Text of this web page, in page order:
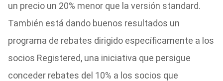
un precio un 20% menor que la versión standard.
También está dando buenos resultados un
programa de rebates dirigido específicamente a los
socios Registered, una iniciativa que persigue
conceder rebates del 10% a los socios que